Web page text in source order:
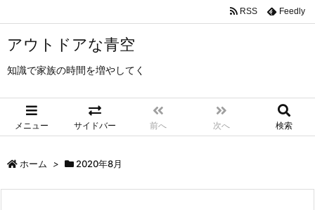
アウトドアな青空
知識で家族の時間を増やしてく
メニュー サイドバー 前へ 次へ 検索
RSS Feedly
ホーム > 2020年8月